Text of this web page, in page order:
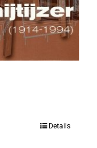
Details